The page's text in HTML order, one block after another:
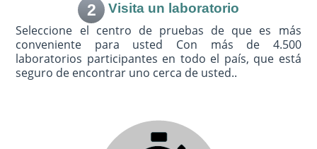
2 Visita un laboratorio
Seleccione el centro de pruebas de que es más
conveniente para usted Con más de 4.500
laboratorios participantes en todo el país, que está
seguro de encontrar uno cerca de usted..